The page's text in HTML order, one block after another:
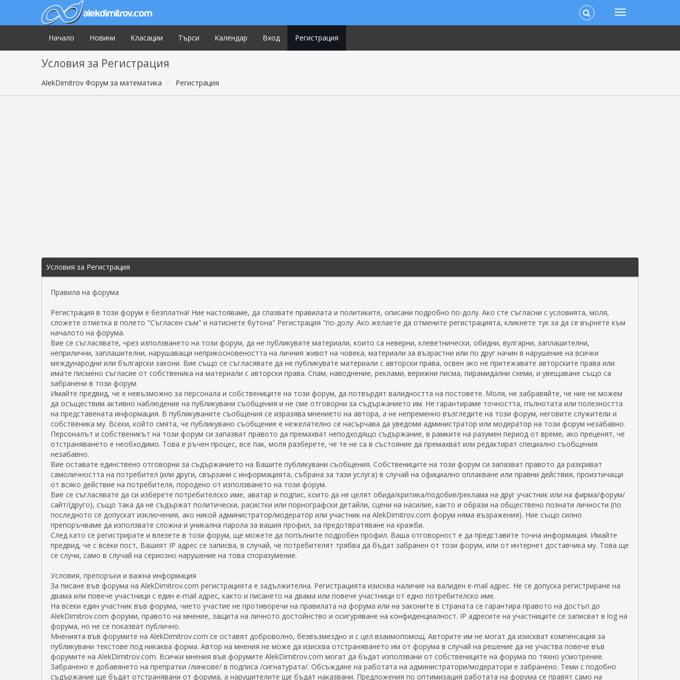
Начало Новини Класации Търси Календар Вход Регистрация
Условия за Регистрация
AlekDimitrov Форум за математика Регистрация
Условия за Регистрация
Правила на форума
Регистрация в този форум е безплатна! Ние настояваме, да спазвате правилата и политиките, описани подробно по-долу. Ако сте съгласни с условията, моля,
сложете отметка в полето "Съгласен съм" и натиснете бутона" Регистрация "по-долу. Ако желаете да отмените регистрацията, кликнете тук за да се върнете към
началото на форума.
Вие се съгласявате, чрез използването на този форум, да не публикувате материали, които са неверни, клеветнически, обидни, вулгарни, заплашителни,
неприлични, заплашителни, нарушаващи неприкосновеността на личния живот на човека, материали за възрастни или по друг начин в нарушение на всички
международни или български закони. Вие също се съгласявате да не публикувате материали с авторски права, освен ако не притежавате авторските права или
имате писмено съгласие от собственика на материали с авторски права. Спам, наводнение, реклами, верижни писма, пирамидални схеми, и увещаване също са
забранени в този форум.
Имайте предвид, че е невъзможно за персонала и собствениците на този форум, да потвърдят валидността на постовете. Моля, не забравяйте, че ние не можем
да осъществим активно наблюдение на публикувани съобщения и не сме отговорни за съдържанието им. Не гарантираме точността, пълнотата или полезността
на представената информация. В публикуваните съобщения се изразява мнението на автора, а не непременно възгледите на този форум, неговите служители и
собственика му. Всеки, който смята, че публикувано съобщение е нежелателно се насърчава да уведоми администратор или модератор на този форум незабавно.
Персоналът и собственикът на този форум си запазват правото да премахват неподходящо съдържание, в рамките на разумен период от време, ако преценят, че
отстраняването е необходимо. Това е ръчен процес, все пак, моля разберете, че те не са в състояние да премахват или редактират специално съобщения
незабавно.
Вие оставате единствено отговорни за съдържанието на Вашите публикувани съобщения. Собствениците на този форум си запазват правото да разкриват
самоличността на потребител (или други, свързани с информацията, събрана за тази услуга) в случай на официално оплакване или правни действия, произтичащи
от всяко действие на потребителя, породено от използването на този форум.
Вие се съгласявате да си изберете потребителско име, аватар и подпис, които да не целят обида/критика/подобие/реклама на друг участник или на фирма/форум/
сайт/(друго), също така да не съдържат политически, расистки или порнографски детайли, сцени на насилие, както и образи на обществено познати личности (по
последното се допускат изключения, ако никой администратор/модератор или участник на AlekDimitrov.com форум няма възражения). Ние също силно
препоръчваме да използвате сложна и уникална парола за вашия профил, за предотвратяване на кражби.
След като се регистрирате и влезете в този форум, ще можете да попълните подробен профил. Ваша отговорност е да представите точна информация. Имайте
предвид, че с всеки пост, Вашият IP адрес се записва, в случай, че потребителят трябва да бъдат забранен от този форум, или от интернет доставчика му. Това ще
се случи, само в случай на сериозно нарушение на това споразумение.
Условия, препоръки и важна информация
За писане във форума на AlekDimitrov.com регистрацията е задължителна. Регистрацията изисква наличие на валиден e-mail адрес. Не се допуска регистриране на
двама или повече участници с един e-mail aдрес, както и писането на двама или повече участници от едно потребителско име.
На всеки един участник във форума, чието участие не противоречи на правилата на форума или на законите в страната се гарантира правото на достъп до
AlekDimitrov.com форуми, правото на мнение, защита на личното достойнство и осигуряване на конфиденциалност. IP адресите на участниците се записват в log на
форума, но не се показват публично.
Мненията във форумите на AlekDimitrov.com се оставят доброволно, безвъзмездно и с цел взаимопомощ. Авторите им не могат да изискват компенсация за
публикувани текстове под никаква форма. Автор на мнения не може да изисква отстраняването им от форума в случай на решение да не участва повече във
форумите на AlekDimitrov.com. Всички мнения във форумите AlekDimitrov.com могат да бъдат използвани от собствениците на форума по тяхно усмотрение.
Забранено е добавянето на препратки /линкове/ в подписа /сигнатурата/. Обсъждане на работата на администратори/модератори е забранено. Теми с подобно
съдържание ще бъдат отстранявани от форума, а нарушителите ще бъдат наказвани. Предложения по оптимизация работата на форума се правят само на